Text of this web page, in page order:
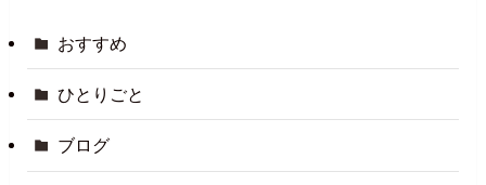
おすすめ
ひとりごと
ブログ